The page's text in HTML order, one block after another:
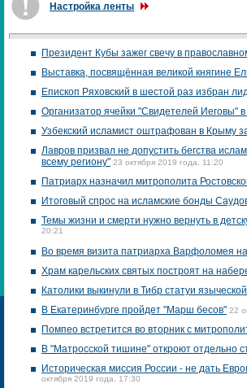
Настройка ленты
Президент Кубы зажег свечу в
Выставка, посвящённая великой княгине
Епископ Ряховский в шестой раз избран
Организатор ячейки "Свидетелей Иеговы"
Узбекский исламист оштрафован в Крыму
Лавров призвал не допустить бегства
всему региону" 23 октября 2019 года, 11:20
Патриарх назначил митрополита
Итоговый спрос на исламские бонды
Темы жизни и смерти нужно вернуть в
20:21
Во время визита патриарха Варфоломея
Храм карельских святых построят на
Католики выкинули в Тибр статуи
В Екатеринбурге пройдет "Марш бесов" 22
Помпео встретится во вторник с
В "Матросской тишине" откроют отдельно
Историческая миссия России - не дать
октября 2019 года, 17:30